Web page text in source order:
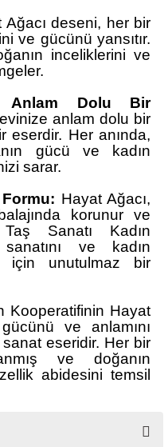
Ağacı deseni, her bir
ve gücünü yansıtır.
inceliklerini ve
Anlam Dolu Bir
anlam dolu bir
eserdir. Her anında,
gücü ve kadın
sarar.
Hayat Ağacı,
korunur ve
Sanatı Kadın
ve kadın
için unutulmaz bir
Kooperatifinin Hayat
ve anlamını
sanat eseridir. Her bir
ve doğanın
abidesini temsil